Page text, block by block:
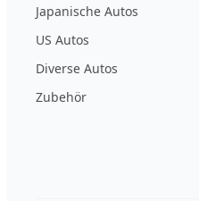
Japanische Autos
US Autos
Diverse Autos
Zubehör